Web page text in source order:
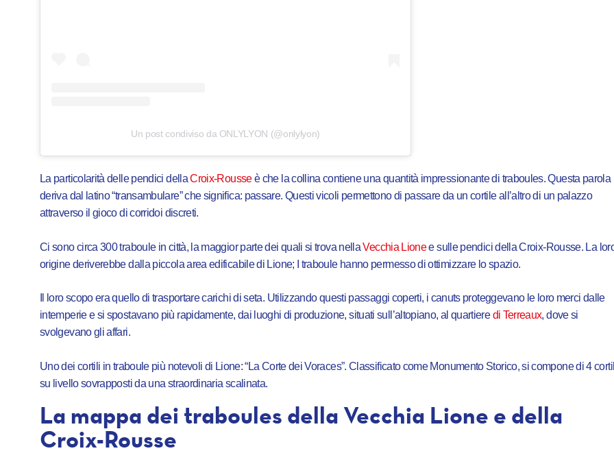
Un post condiviso da ONLYLYON (@onlylyon)
La particolarità delle pendici dellaCroix-Rousseè che la collina contiene una quantità impressionante di traboules. Questa parola
deriva dal latino “transambulare” che significa: passare. Questi vicoli permettono di passare da un cortile all’altro di un palazzo
attraverso il gioco di corridoi discreti.
Ci sono circa 300 traboule in città, la maggior parte dei quali si trova nellaVecchia Lionee sulle pendici della Croix-Rousse. La
origine deriverebbe dalla piccola area edificabile di Lione; I traboule hanno permesso di ottimizzare lo spazio.
Il loro scopo era quello di trasportare carichi di seta. Utilizzando questi passaggi coperti, i canuts proteggevano le loro merci dalle
intemperie e si spostavano più rapidamente, dai luoghi di produzione, situati sull’altopiano, al quartieredi Terreaux, dove si
svolgevano gli affari.
Uno dei cortili in traboule più notevoli di Lione: “La Corte dei Voraces”. Classificato come Monumento Storico, si compone di 4
su livello sovrapposti da una straordinaria scalinata.
La mappa dei traboules della Vecchia Lione e della
Croix-Rousse